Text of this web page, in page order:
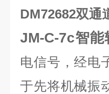
DM72682双通
JM-C-7c智能
电信号，经电
于先将机械振